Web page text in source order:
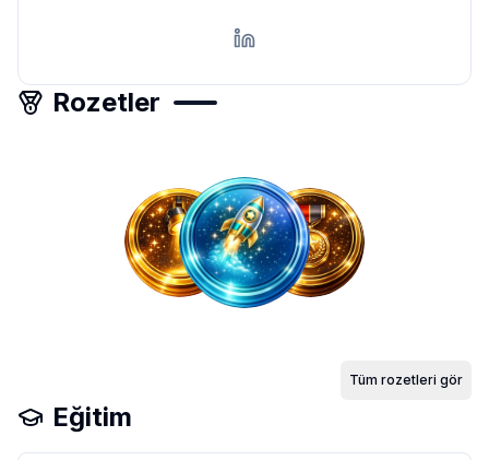
Rozetler
Tüm rozetleri gör
Eğitim